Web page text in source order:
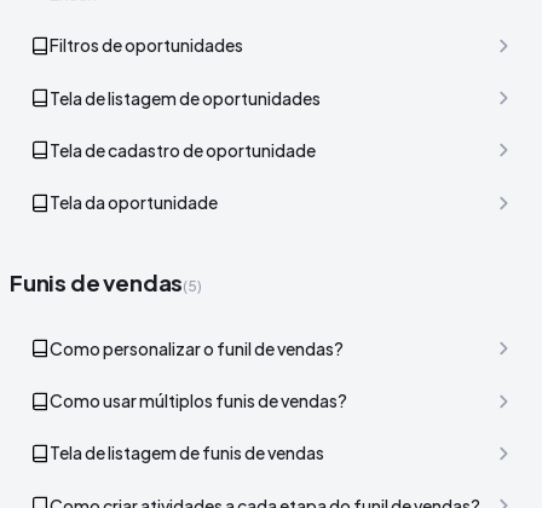
Filtros de oportunidades
Tela de listagem de oportunidades
Tela de cadastro de oportunidade
Tela da oportunidade
Funis de vendas(5)
Como personalizar o funil de vendas?
Como usar múltiplos funis de vendas?
Tela de listagem de funis de vendas